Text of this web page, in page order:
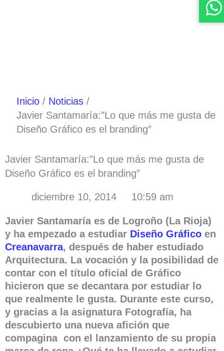
Inicio
Noticias
Javier Santamaría:”Lo que más me gusta de
Diseño Gráfico es el branding”
Javier Santamaría:”Lo que más me gusta de
Diseño Gráfico es el branding”
diciembre 10, 2014 10:59 am
Javier Santamaría es de Logroño (La Rioja)
y ha empezado a estudiar Diseño Gráfico en
Creanavarra, después de haber estudiado
Arquitectura. La vocación y la posibilidad de
contar con el título oficial de Gráfico
hicieron que se decantara por estudiar lo
que realmente le gusta. Durante este curso,
y gracias a la asignatura Fotografía, ha
descubierto una nueva afición que
compagina con el lanzamiento de su propia